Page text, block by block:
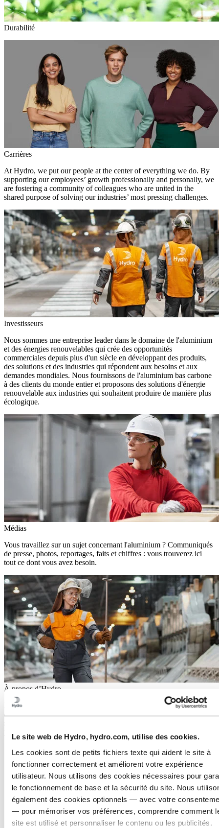
Le site web de Hydro, hydro.com, utilise des cookies.
Les cookies sont de petits fichiers texte qui aident le site à
fonctionner correctement et améliorent votre expérience
utilisateur. Nous utilisons des cookies nécessaires pour
le fonctionnement de base et la sécurité du site. Nous
également des cookies optionnels — avec votre
— pour mémoriser vos préférences, comprendre comment
site est utilisé et personnaliser le contenu ou les publicités.
Durabilité
Carrières
At Hydro, we put our people at the center of everything we do. By
supporting our employees’ growth professionally and personally, we
are fostering a community of colleagues who are united in the
shared purpose of solving our industries’ most pressing challenges.
Investisseurs
Nous sommes une entreprise leader dans le domaine de l'aluminium
et des énergies renouvelables qui crée des opportunités
commerciales depuis plus d'un siècle en développant des produits,
des solutions et des industries qui répondent aux besoins et aux
demandes mondiales. Nous fournissons de l'aluminium bas carbone
à des clients du monde entier et proposons des solutions d'énergie
renouvelable aux industries qui souhaitent produire de manière plus
écologique.
Médias
Vous travaillez sur un sujet concernant l'aluminium ? Communiqués
de presse, photos, reportages, faits et chiffres : vous trouverez ici
tout ce dont vous avez besoin.
À propos d’Hydro
Hydro est une entreprise leader de l’aluminium et de l’énergie
engagée pour un avenir durable. Notre objectif est de créer des
sociétés plus viables en transformant les ressources naturelles en
produits et solutions de manière innovante et efficace.
Accédez à :
Aluminium
À propos de l'aluminium
Produits
Secteurs d'activité que nous desservons
À propos de l'aluminium
Innovation et R&D
Accédez à :Energy
Accédez à :Durabilité